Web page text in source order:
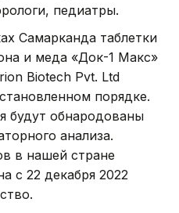
педиатры.
Самарканда таблетки
и меда «Док-1 Макс»
Biotech Pvt. Ltd
порядке.
будут обнародованы
анализа.
в нашей стране
с 22 декабря 2022